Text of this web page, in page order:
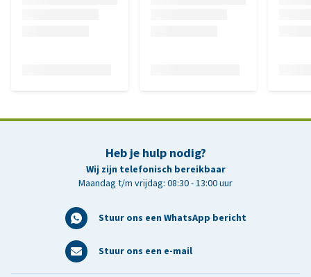
Heb je hulp nodig?
Wij zijn telefonisch bereikbaar
Maandag t/m vrijdag: 08:30 - 13:00 uur
Stuur ons een WhatsApp bericht
Stuur ons een e-mail